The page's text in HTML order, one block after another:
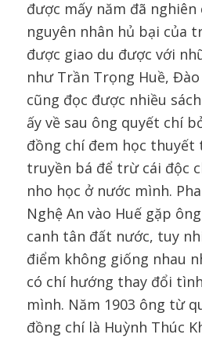
được mấy năm đã nghiên
nguyên nhân hủ bại của
được giao du được với
như Trần Trọng Huề,
cũng đọc được nhiều
ấy về sau ông quyết chí
đồng chí đem học
truyền bá để trừ cái độc
nho học ở nước mình.
Nghệ An vào Huế gặp
canh tân đất nước, tuy
điểm không giống nhau
có chí hướng thay đổi
mình. Năm 1903 ông từ
đồng chí là Huỳnh Thúc